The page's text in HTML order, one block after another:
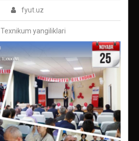
fyut.uz
Texnikum yangiliklari